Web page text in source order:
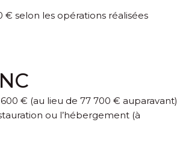
€ selon les opérations réalisées
€ (au lieu de 77 700 € auparavant)
ou l’hébergement (à